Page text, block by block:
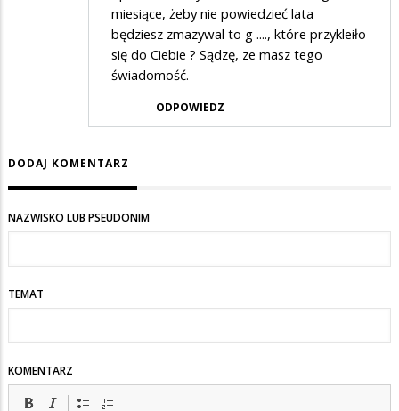
miesiące, żeby nie powiedzieć lata
będziesz zmazywal to g ...., które przykleiło
się do Ciebie ? Sądzę, ze masz tego
świadomość.
ODPOWIEDZ
DODAJ KOMENTARZ
NAZWISKO LUB PSEUDONIM
TEMAT
KOMENTARZ